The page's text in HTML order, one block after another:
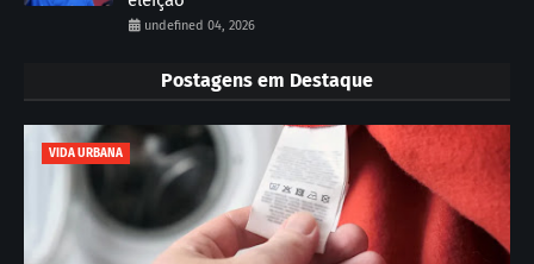
undefined 04, 2026
Postagens em Destaque
VIDA URBANA